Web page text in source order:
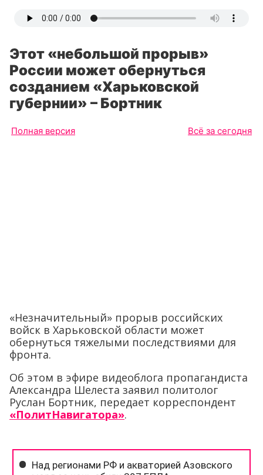
Этот «небольшой прорыв»
России может обернуться
созданием «Харьковской
губернии» – Бортник
Полная версия Всё за сегодня
«Незначительный» прорыв российских
войск в Харьковской области может
обернуться тяжелыми последствиями для
фронта.
Об этом в эфире видеоблога пропагандиста
Александра Шелеста заявил политолог
Руслан Бортник, передает корреспондент
«ПолитНавигатора».